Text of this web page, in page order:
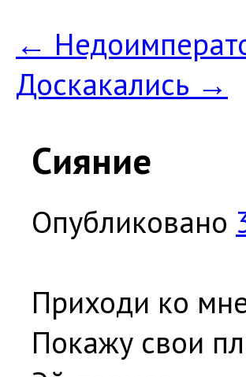
←
Доскакались →
Сияние
Опубликовано
Приходи ко
Покажу свои